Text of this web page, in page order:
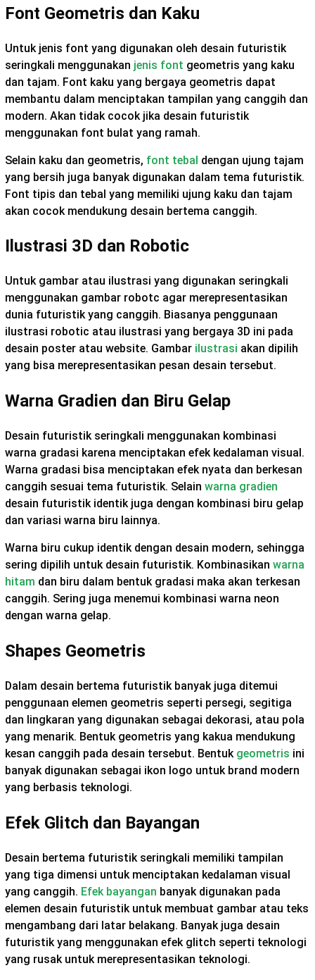
Font Geometris dan Kaku
Untuk jenis font yang digunakan oleh desain futuristik
seringkali menggunakan jenis font geometris yang kaku
dan tajam. Font kaku yang bergaya geometris dapat
membantu dalam menciptakan tampilan yang canggih dan
modern. Akan tidak cocok jika desain futuristik
menggunakan font bulat yang ramah.
Selain kaku dan geometris, font tebal dengan ujung tajam
yang bersih juga banyak digunakan dalam tema futuristik.
Font tipis dan tebal yang memiliki ujung kaku dan tajam
akan cocok mendukung desain bertema canggih.
Ilustrasi 3D dan Robotic
Untuk gambar atau ilustrasi yang digunakan seringkali
menggunakan gambar robotc agar merepresentasikan
dunia futuristik yang canggih. Biasanya penggunaan
ilustrasi robotic atau ilustrasi yang bergaya 3D ini pada
desain poster atau website. Gambar ilustrasi akan dipilih
yang bisa merepresentasikan pesan desain tersebut.
Warna Gradien dan Biru Gelap
Desain futuristik seringkali menggunakan kombinasi
warna gradasi karena menciptakan efek kedalaman visual.
Warna gradasi bisa menciptakan efek nyata dan berkesan
canggih sesuai tema futuristik. Selain warna gradien
desain futuristik identik juga dengan kombinasi biru gelap
dan variasi warna biru lainnya.
Warna biru cukup identik dengan desain modern, sehingga
sering dipilih untuk desain futuristik. Kombinasikan warna
hitam dan biru dalam bentuk gradasi maka akan terkesan
canggih. Sering juga menemui kombinasi warna neon
dengan warna gelap.
Shapes Geometris
Dalam desain bertema futuristik banyak juga ditemui
penggunaan elemen geometris seperti persegi, segitiga
dan lingkaran yang digunakan sebagai dekorasi, atau pola
yang menarik. Bentuk geometris yang kakua mendukung
kesan canggih pada desain tersebut. Bentuk geometris ini
banyak digunakan sebagai ikon logo untuk brand modern
yang berbasis teknologi.
Efek Glitch dan Bayangan
Desain bertema futuristik seringkali memiliki tampilan
yang tiga dimensi untuk menciptakan kedalaman visual
yang canggih. Efek bayangan banyak digunakan pada
elemen desain futuristik untuk membuat gambar atau teks
mengambang dari latar belakang. Banyak juga desain
futuristik yang menggunakan efek glitch seperti teknologi
yang rusak untuk merepresentasikan teknologi.